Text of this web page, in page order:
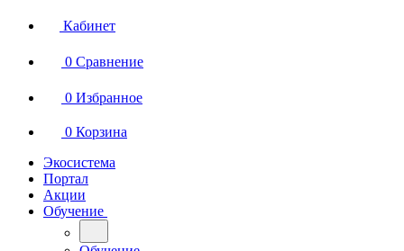
Кабинет
0 Сравнение
0 Избранное
0 Корзина
Экосистема
Портал
Акции
Обучение